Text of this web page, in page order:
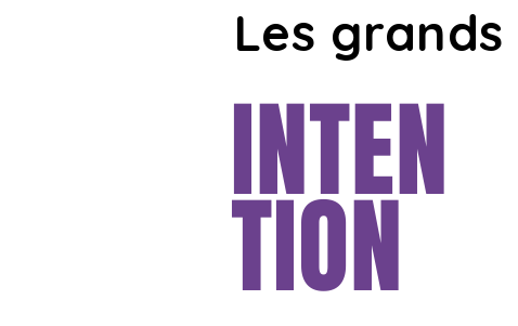
Les
INTEN
TION